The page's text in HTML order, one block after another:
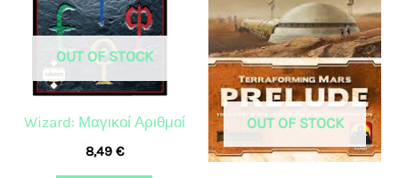
OUT OF STOCK
Wizard: Μαγικοί Αριθμοί
8,49 €
OUT OF STOCK